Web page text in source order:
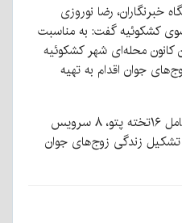
خبرنگاران، رضا نوروزی
کشکوئیه گفت: به مناسبت
محله‌ای شهر کشکوئیه
جوان اقدام به تهیه
نوروزی گفت: اقلام اهداء شده شامل ۱۶تخته پتو، ۸ سرویس
زندگی زوج‌های جوان